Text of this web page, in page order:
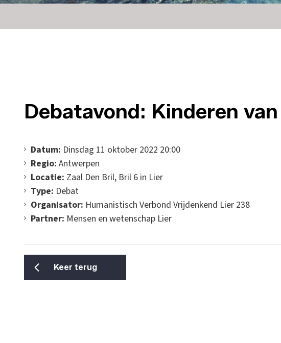
Debatavond: Kinderen
Datum: Dinsdag 11 oktober 2022 20:00
Regio: Antwerpen
Locatie: Zaal Den Bril, Bril 6 in Lier
Type: Debat
Organisator: Humanistisch Verbond Vrijdenkend Lier 238
Partner: Mensen en wetenschap Lier
Keer terug